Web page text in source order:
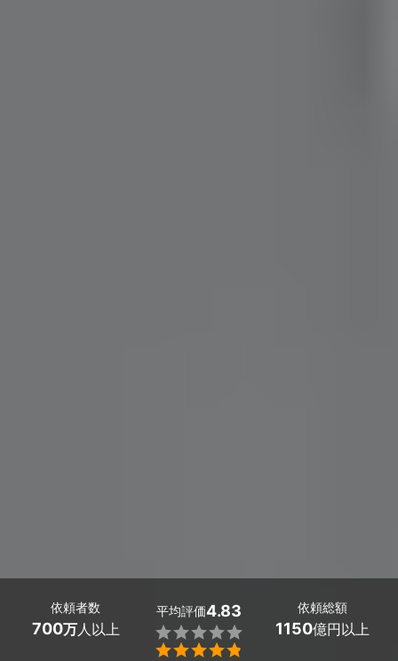
依頼者数
700万人以上
平均評価4.83


依頼総額
1150億円以上